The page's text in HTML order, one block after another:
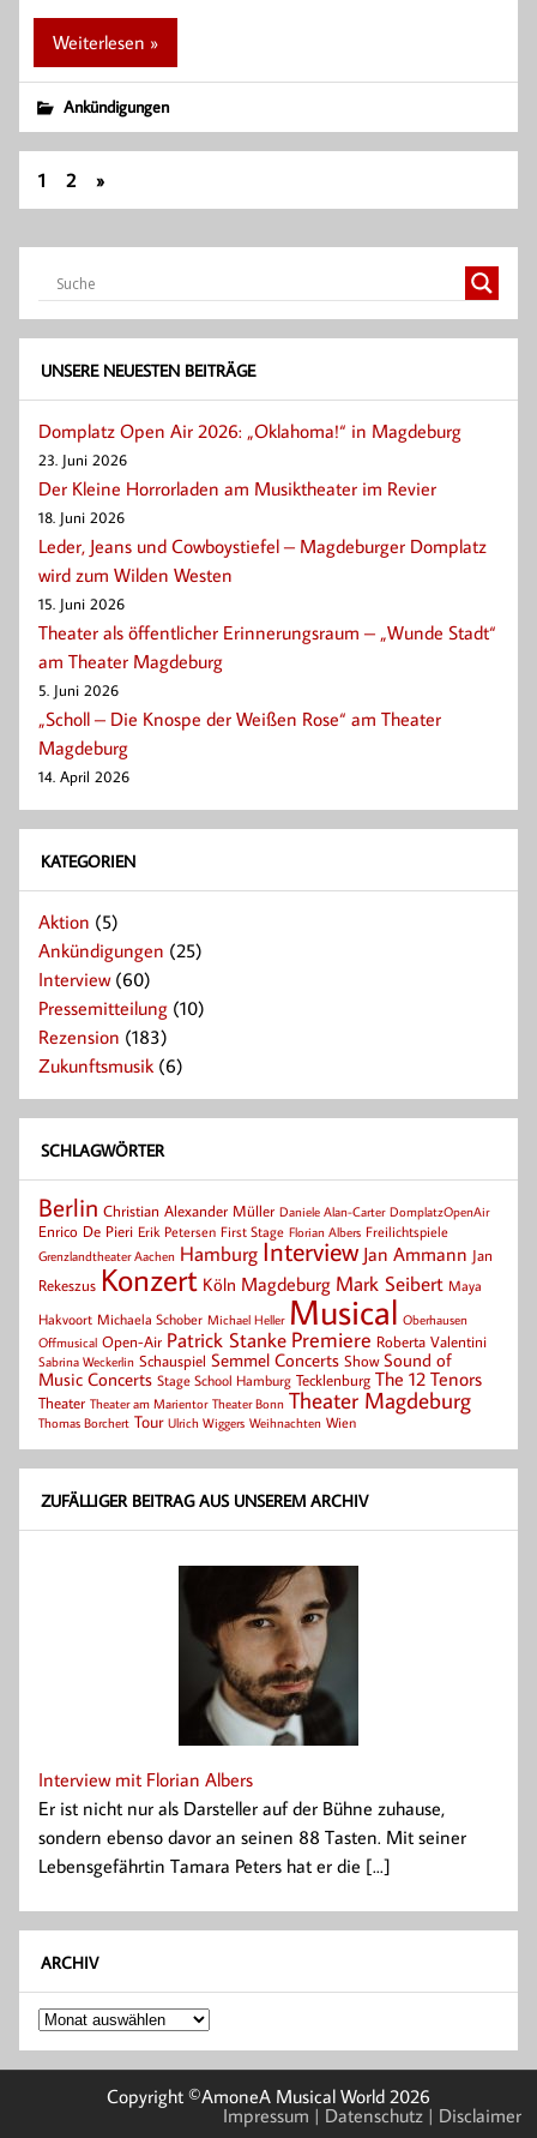
Weiterlesen »
Ankündigungen
1 2 »
UNSERE NEUESTEN BEITRÄGE
Domplatz Open Air 2026: „Oklahoma!“ in Magdeburg
23. Juni 2026
Der Kleine Horrorladen am Musiktheater im Revier
18. Juni 2026
Leder, Jeans und Cowboystiefel – Magdeburger Domplatz
wird zum Wilden Westen
15. Juni 2026
Theater als öffentlicher Erinnerungsraum – „Wunde Stadt“
am Theater Magdeburg
5. Juni 2026
„Scholl – Die Knospe der Weißen Rose“ am Theater
Magdeburg
14. April 2026
KATEGORIEN
Aktion (5)
Ankündigungen (25)
Interview(60)
Pressemitteilung (10)
Rezension (183)
Zukunftsmusik(6)
SCHLAGWÖRTER
Berlin Christian Alexander Müller Daniele Alan-Carter DomplatzOpenAir
Enrico De Pieri Erik Petersen First Stage Florian Albers Freilichtspiele
Grenzlandtheater Aachen Hamburg Interview Jan Ammann Jan
Rekeszus Konzert Köln Magdeburg Mark Seibert Maya
Hakvoort Michaela Schober Michael Heller Musical Oberhausen
Offmusical Open-Air Patrick Stanke Premiere Roberta Valentini
Sabrina Weckerlin Schauspiel Semmel Concerts Show Sound of
Music Concerts Stage School Hamburg Tecklenburg The 12 Tenors
Theater Theater am Marientor Theater Bonn Theater Magdeburg
Thomas Borchert Tour Ulrich Wiggers Weihnachten Wien
ZUFÄLLIGER BEITRAG AUS UNSEREM ARCHIV
Interview mit Florian Albers
Er ist nicht nur als Darsteller auf der Bühne zuhause,
sondern ebenso davor an seinen 88 Tasten. Mit seiner
Lebensgefährtin Tamara Peters hat er die [...]
ARCHIV
Archiv
Copyright ©AmoneA Musical World 2026
Impressum | Datenschutz | Disclaimer